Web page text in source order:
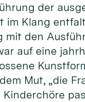
der
im Klang
den
auf eine
Mut, „die